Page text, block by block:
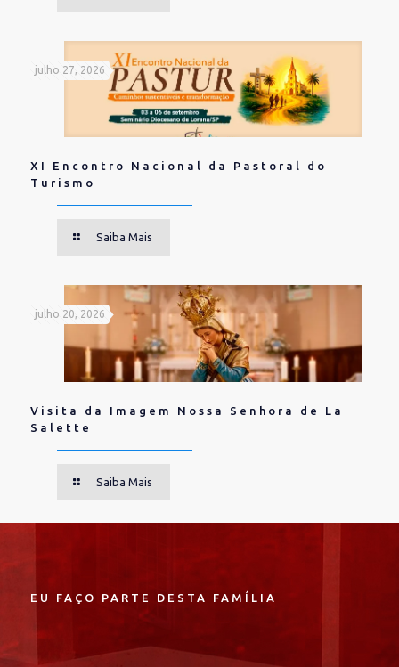
julho 27, 2026
XI Encontro Nacional da Pastoral do
Turismo
Saiba Mais
julho 20, 2026
Visita da Imagem Nossa Senhora de La
Salette
Saiba Mais
EU FAÇO PARTE DESTA FAMÍLIA